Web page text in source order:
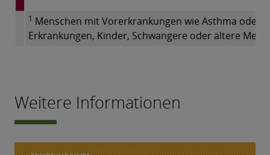
1 Menschen mit Vorerkrankungen wie Asthma oder
Erkrankungen, Kinder, Schwangere oder ältere
Weitere Informationen